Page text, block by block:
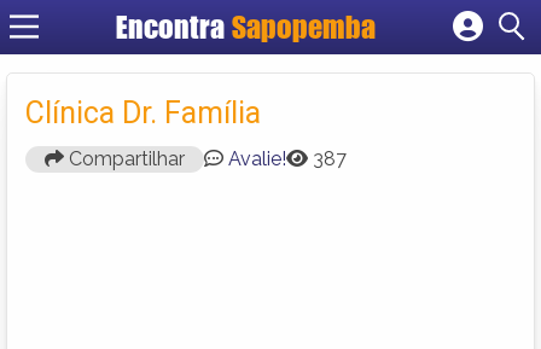
Encontra Sapopemba
Cadastrar empresa
Criar conta
Clínica Dr. Família
Compartilhar Avalie! 387